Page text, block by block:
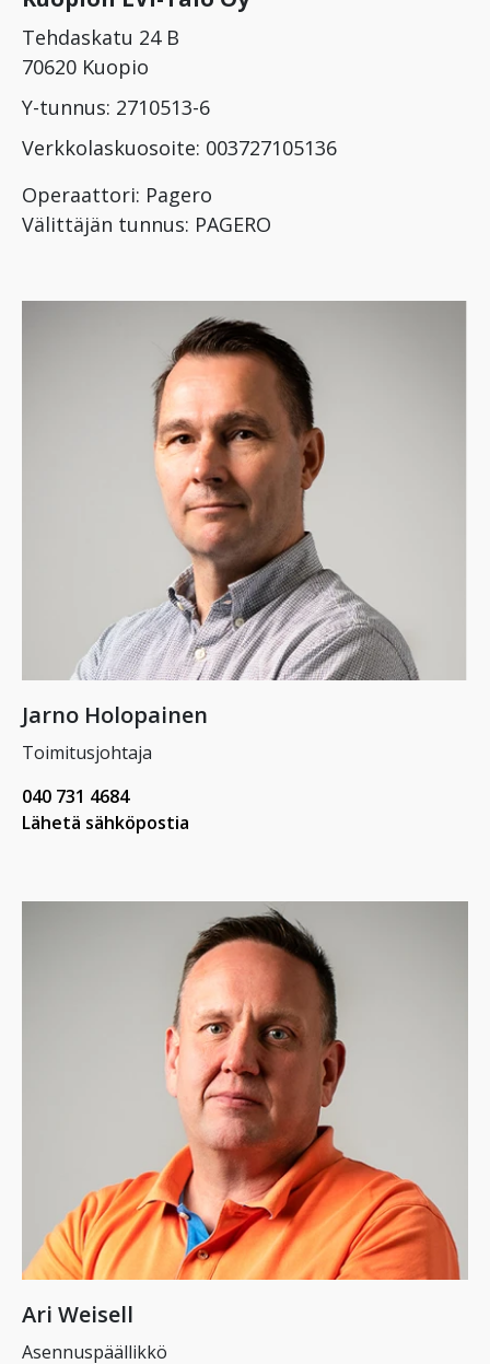
Tehdaskatu 24 B
70620 Kuopio
Y-tunnus: 2710513-6
Verkkolaskuosoite: 003727105136
Operaattori: Pagero
Välittäjän tunnus: PAGERO
Jarno Holopainen
Toimitusjohtaja
040 731 4684
Lähetä sähköpostia
Ari Weisell
Asennuspäällikkö